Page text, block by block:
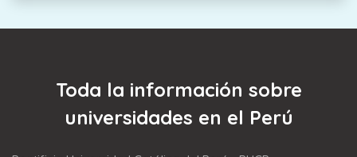
Toda la información sobre
universidades en el Perú